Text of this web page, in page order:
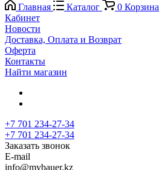
Главная
Каталог 0 Корзина
Кабинет
Новости
Доставка, Оплата и Возврат
Оферта
Контакты
Найти магазин
+7 701 234-27-34
+7 701 234-27-34
Заказать звонок
E-mail
info@mybauer.kz